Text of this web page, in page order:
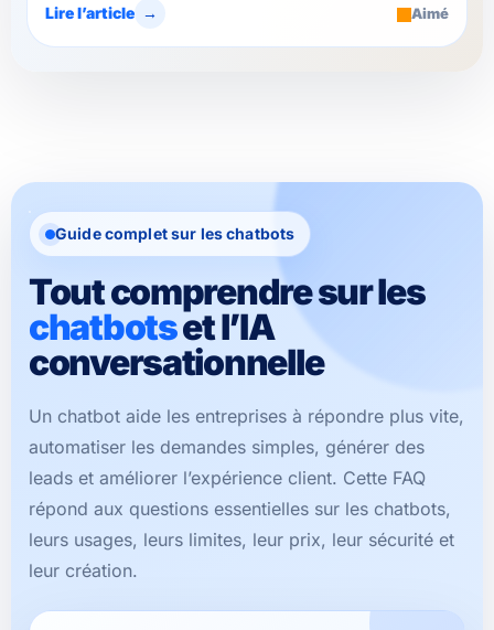
Lire l’article → Aimé
Guide complet sur les chatbots
Tout comprendre sur les
chatbotset l’IA
conversationnelle
Un chatbot aide les entreprises à répondre plus vite,
automatiser les demandes simples, générer des
leads et améliorer l’expérience client. Cette FAQ
répond aux questions essentielles sur les chatbots,
leurs usages, leurs limites, leur prix, leur sécurité et
leur création.